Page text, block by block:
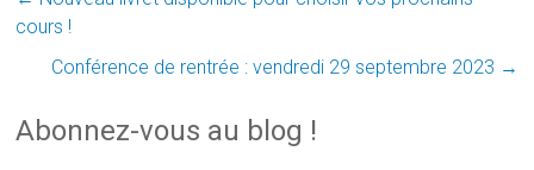
cours !
Conférence de rentrée : vendredi 29 septembre 2023 →
Abonnez-vous au blog !